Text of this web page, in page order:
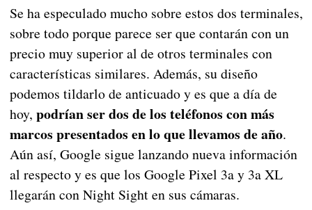
Se ha especulado mucho sobre estos dos terminales,
sobre todo porque parece ser que contarán con un
precio muy superior al de otros terminales con
características similares. Además, su diseño
podemos tildarlo de anticuado y es que a día de
hoy, podrían ser dos de los teléfonos con más
marcos presentados en lo que llevamos de año.
Aún así, Google sigue lanzando nueva información
al respecto y es que los Google Pixel 3a y 3a XL
llegarán con Night Sight en sus cámaras.